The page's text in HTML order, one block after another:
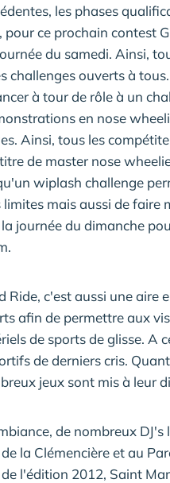
les phases
pour ce prochain contest
du samedi. Ainsi,
challenges ouverts à
à tour de rôle à un
en nose
Ainsi, tous les
de master nose
wiplash challenge
limites mais aussi de faire
journée du dimanche
Ride, c'est aussi une aire
afin de permettre aux
de sports de glisse. A
de derniers cris.
jeux sont mis à leur
de nombreux
la Clémencière et au
l'édition 2012, Saint